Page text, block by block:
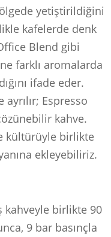
yetiştirildiğini
kafelerde denk
Blend gibi
farklı aromalarda
ifade eder.
Espresso
kahve.
kültürüyle birlikte
ekleyebiliriz.
kahveyle birlikte 90
9 bar basınçla